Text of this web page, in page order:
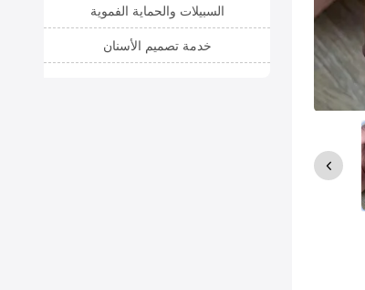
السبيلات والحماية الفموية
خدمة تصميم الأسنان